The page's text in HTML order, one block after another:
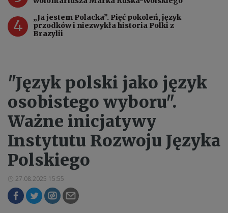
4
„Ja jestem Polacka”. Pięć pokoleń, język
przodków i niezwykła historia Polki z
Brazylii
"Język polski jako język
osobistego wyboru".
Ważne inicjatywy
Instytutu Rozwoju Języka
Polskiego
27.08.2025 15:55